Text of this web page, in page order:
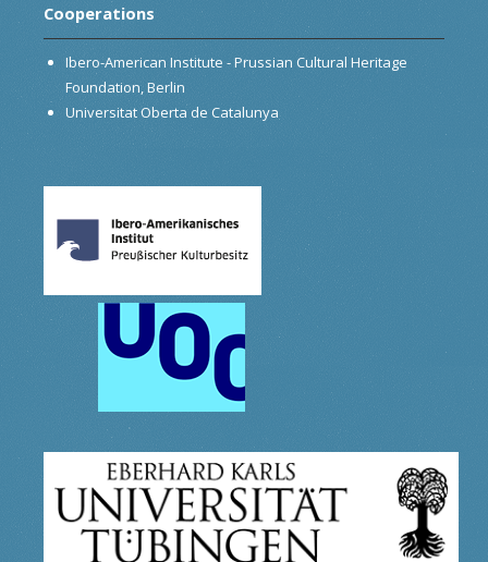
Cooperations
Ibero-American Institute - Prussian Cultural Heritage
Foundation, Berlin
Universitat Oberta de Catalunya